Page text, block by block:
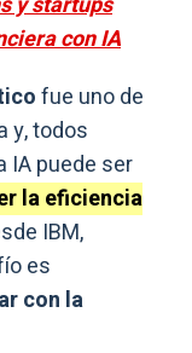
con IA
fue uno de
y, todos
IA puede ser
la eficiencia
IBM,
es
con la